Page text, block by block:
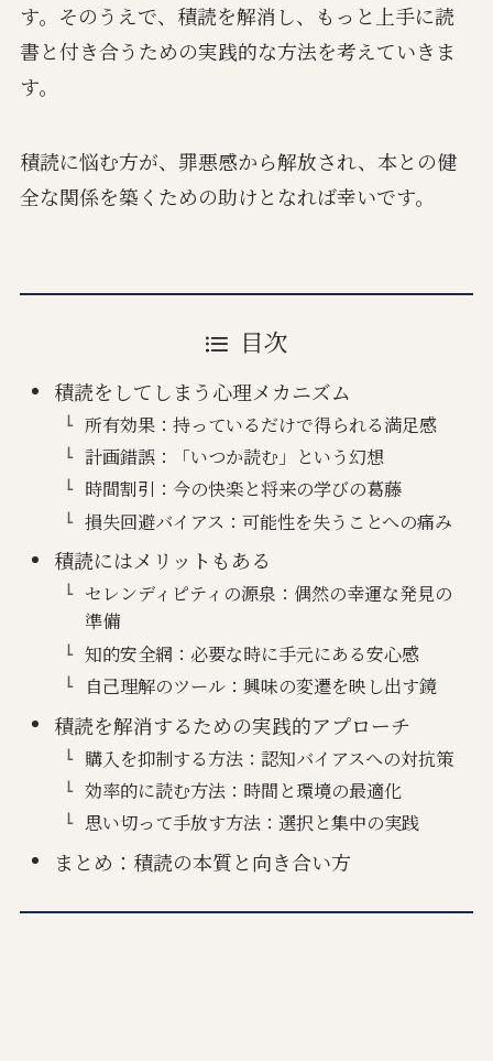
す。そのうえで、積読を解消し、もっと上手に読
書と付き合うための実践的な方法を考えていきま
す。
積読に悩む方が、罪悪感から解放され、本との健
全な関係を築くための助けとなれば幸いです。
目次
積読をしてしまう心理メカニズム
所有効果：持っているだけで得られる満足感
計画錯誤：「いつか読む」という幻想
時間割引：今の快楽と将来の学びの葛藤
損失回避バイアス：可能性を失うことへの痛み
積読にはメリットもある
セレンディピティの源泉：偶然の幸運な発見の
準備
知的安全網：必要な時に手元にある安心感
自己理解のツール：興味の変遷を映し出す鏡
積読を解消するための実践的アプローチ
購入を抑制する方法：認知バイアスへの対抗策
効率的に読む方法：時間と環境の最適化
思い切って手放す方法：選択と集中の実践
まとめ：積読の本質と向き合い方